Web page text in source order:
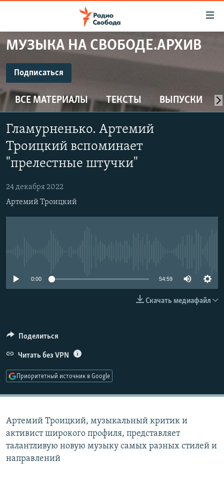
упрощенного
Вернуться
к
основному
содержанию
Вернутся
главной
навигации
поиску
ПРОГРАММЫ
ПОДКАСТЫ
АВТОРСКИЕ ПРОЕКТЫ
ЦИТАТЫ СВОБОДЫ
МНЕНИЯ
КУЛЬТУРА
IDEL.РЕАЛИИ
СЕВЕР.РЕАЛИИ
СИБИРЬ.РЕАЛИИ
СОЦИАЛЬНЫЕ СЕТИ
МУЗЫКА НА СВОБОДЕ.АРХИВ
Подписаться
Подписаться
ВСЕ МАТЕРИАЛЫ ТЕКСТЫ ВЫПУСКИ
Гламурненько. Артемий
Троицкий вспоминает
"прелестные штучки"
24 декабря 2022
Артемий Троицкий
0:00 54:59
Скачать медиафайл
Поделиться
Читать без VPN
Приоритетный источник в Google
Артемий Троицкий, музыкальный критик и
активист широкого профиля, представляет
талантливую новую музыку самых разных стилей и
направлений